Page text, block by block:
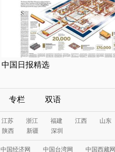
中国日报精选
专栏 双语
江苏 浙江 福建 江西 山东
陕西 新疆 深圳
中国经济网 中国台湾网 中国西藏网